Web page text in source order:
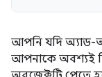
আপনি যদি অ্যাড-
আপনাকে অবশ্যই